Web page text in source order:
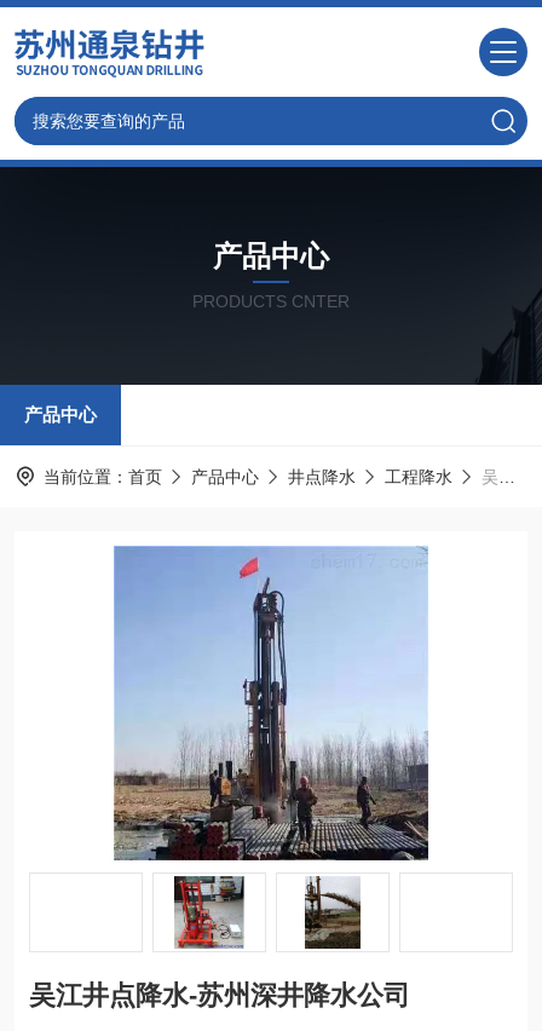
产品中心
PRODUCTS CNTER
产品中心
当前位置： 首页 产品中心 井点降水 工程降水 吴江井点降水-苏州深井降水公司
吴江井点降水-苏州深井降水公司